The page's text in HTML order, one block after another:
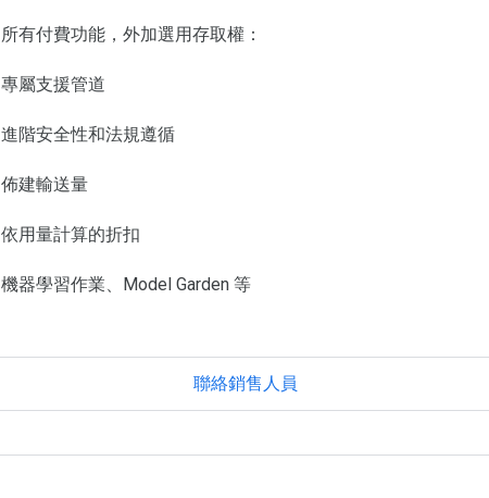
所有付費功能，外加選用存取權：
專屬支援管道
進階安全性和法規遵循
佈建輸送量
依用量計算的折扣
機器學習作業、Model Garden 等
聯絡銷售人員